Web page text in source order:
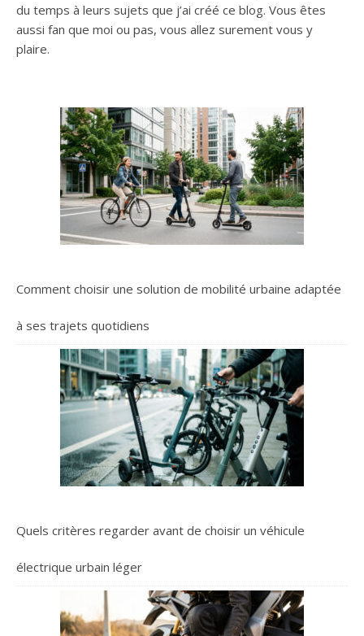
du temps à leurs sujets que j’ai créé ce blog. Vous êtes
aussi fan que moi ou pas, vous allez surement vous y
plaire.
Comment choisir une solution de mobilité urbaine adaptée
à ses trajets quotidiens
Quels critères regarder avant de choisir un véhicule
électrique urbain léger